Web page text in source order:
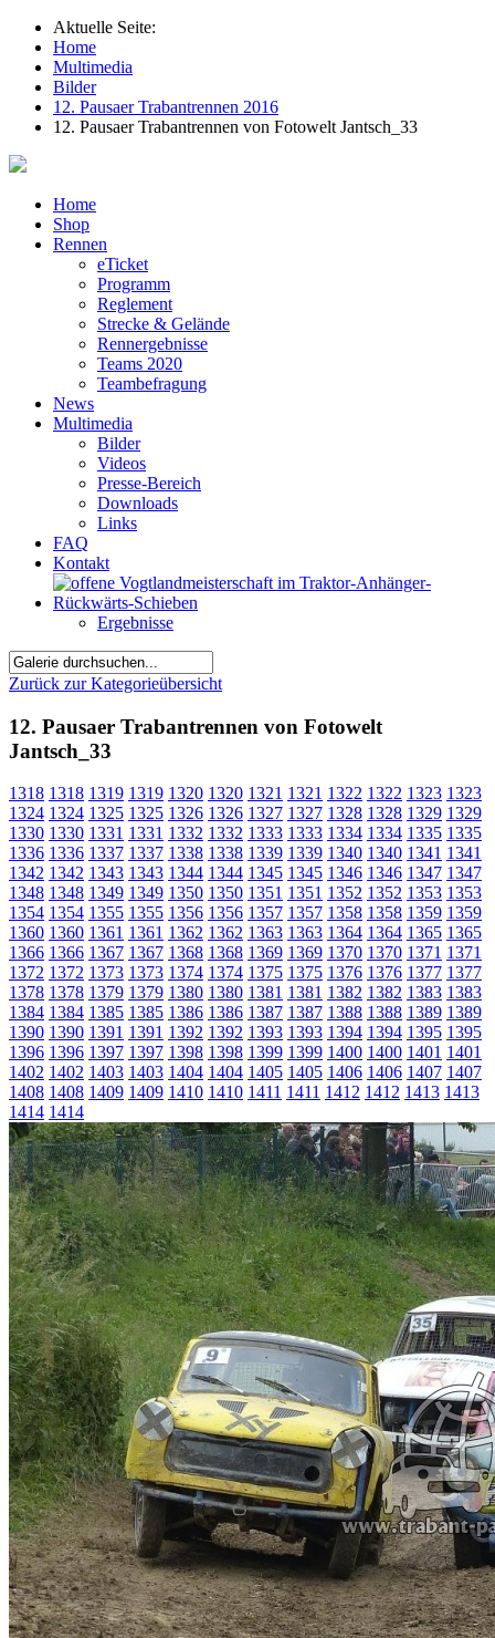
Aktuelle Seite:
Home
Multimedia
Bilder
12. Pausaer Trabantrennen 2016
12. Pausaer Trabantrennen von Fotowelt Jantsch_33
Home
Shop
Rennen
eTicket
Programm
Reglement
Strecke & Gelände
Rennergebnisse
Teams 2020
Teambefragung
News
Multimedia
Bilder
Videos
Presse-Bereich
Downloads
Links
FAQ
Kontakt
Ergebnisse
Zurück zur Kategorieübersicht
12. Pausaer Trabantrennen von Fotowelt
Jantsch_33
1318 1318 1319 1319 1320 1320 1321 1321 1322 1322 1323 1323
1324 1324 1325 1325 1326 1326 1327 1327 1328 1328 1329 1329
1330 1330 1331 1331 1332 1332 1333 1333 1334 1334 1335 1335
1336 1336 1337 1337 1338 1338 1339 1339 1340 1340 1341 1341
1342 1342 1343 1343 1344 1344 1345 1345 1346 1346 1347 1347
1348 1348 1349 1349 1350 1350 1351 1351 1352 1352 1353 1353
1354 1354 1355 1355 1356 1356 1357 1357 1358 1358 1359 1359
1360 1360 1361 1361 1362 1362 1363 1363 1364 1364 1365 1365
1366 1366 1367 1367 1368 1368 1369 1369 1370 1370 1371 1371
1372 1372 1373 1373 1374 1374 1375 1375 1376 1376 1377 1377
1378 1378 1379 1379 1380 1380 1381 1381 1382 1382 1383 1383
1384 1384 1385 1385 1386 1386 1387 1387 1388 1388 1389 1389
1390 1390 1391 1391 1392 1392 1393 1393 1394 1394 1395 1395
1396 1396 1397 1397 1398 1398 1399 1399 1400 1400 1401 1401
1402 1402 1403 1403 1404 1404 1405 1405 1406 1406 1407 1407
1408 1408 1409 1409 1410 1410 1411 1411 1412 1412 1413 1413
1414 1414